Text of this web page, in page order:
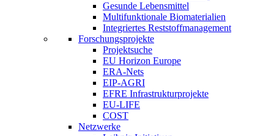
Gesunde Lebensmittel
Multifunktionale Biomaterialien
Integriertes Reststoffmanagement
Forschungsprojekte
Projektsuche
EU Horizon Europe
ERA-Nets
EIP-AGRI
EFRE Infrastrukturprojekte
EU-LIFE
COST
Netzwerke